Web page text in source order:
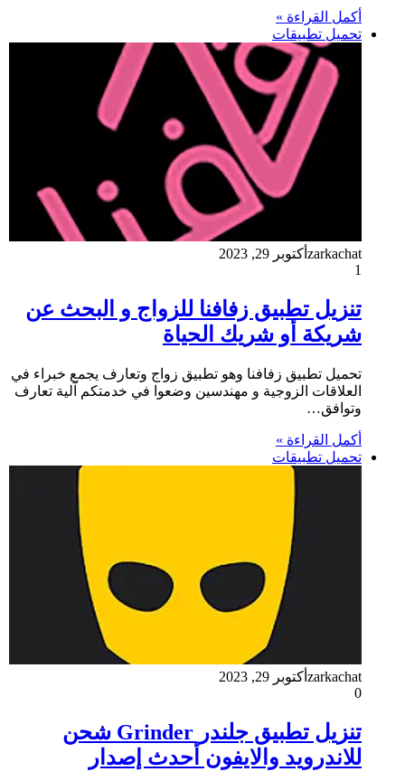
أكمل القراءة »
تحميل تطبيقات
zarkachat أكتوبر 29, 2023
1
تنزيل تطبيق زفافنا للزواج و البحث عن
شريكة أو شريك الحياة
تحميل تطبيق زفافنا وهو تطبيق زواج وتعارف يجمع خبراء في
العلاقات الزوجية و مهندسين وضعوا في خدمتكم آلية تعارف
وتوافق…
أكمل القراءة »
تحميل تطبيقات
zarkachat أكتوبر 29, 2023
0
تنزيل تطبيق جلندر Grinder شحن
للاندرويد والايفون أحدث إصدار